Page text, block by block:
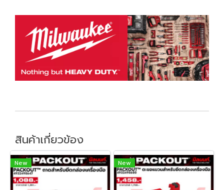
สินค้าเกี่ยวข้อง
New New